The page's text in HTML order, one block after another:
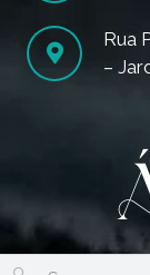
Rua
–